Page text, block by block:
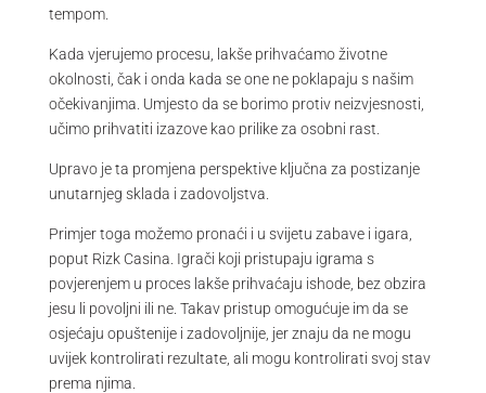
tempom.
Kada vjerujemo procesu, lakše prihvaćamo životne
okolnosti, čak i onda kada se one ne poklapaju s našim
očekivanjima. Umjesto da se borimo protiv neizvjesnosti,
učimo prihvatiti izazove kao prilike za osobni rast.
Upravo je ta promjena perspektive ključna za postizanje
unutarnjeg sklada i zadovoljstva.
Primjer toga možemo pronaći i u svijetu zabave i igara,
poput Rizk Casina. Igrači koji pristupaju igrama s
povjerenjem u proces lakše prihvaćaju ishode, bez obzira
jesu li povoljni ili ne. Takav pristup omogućuje im da se
osjećaju opuštenije i zadovoljnije, jer znaju da ne mogu
uvijek kontrolirati rezultate, ali mogu kontrolirati svoj stav
prema njima.